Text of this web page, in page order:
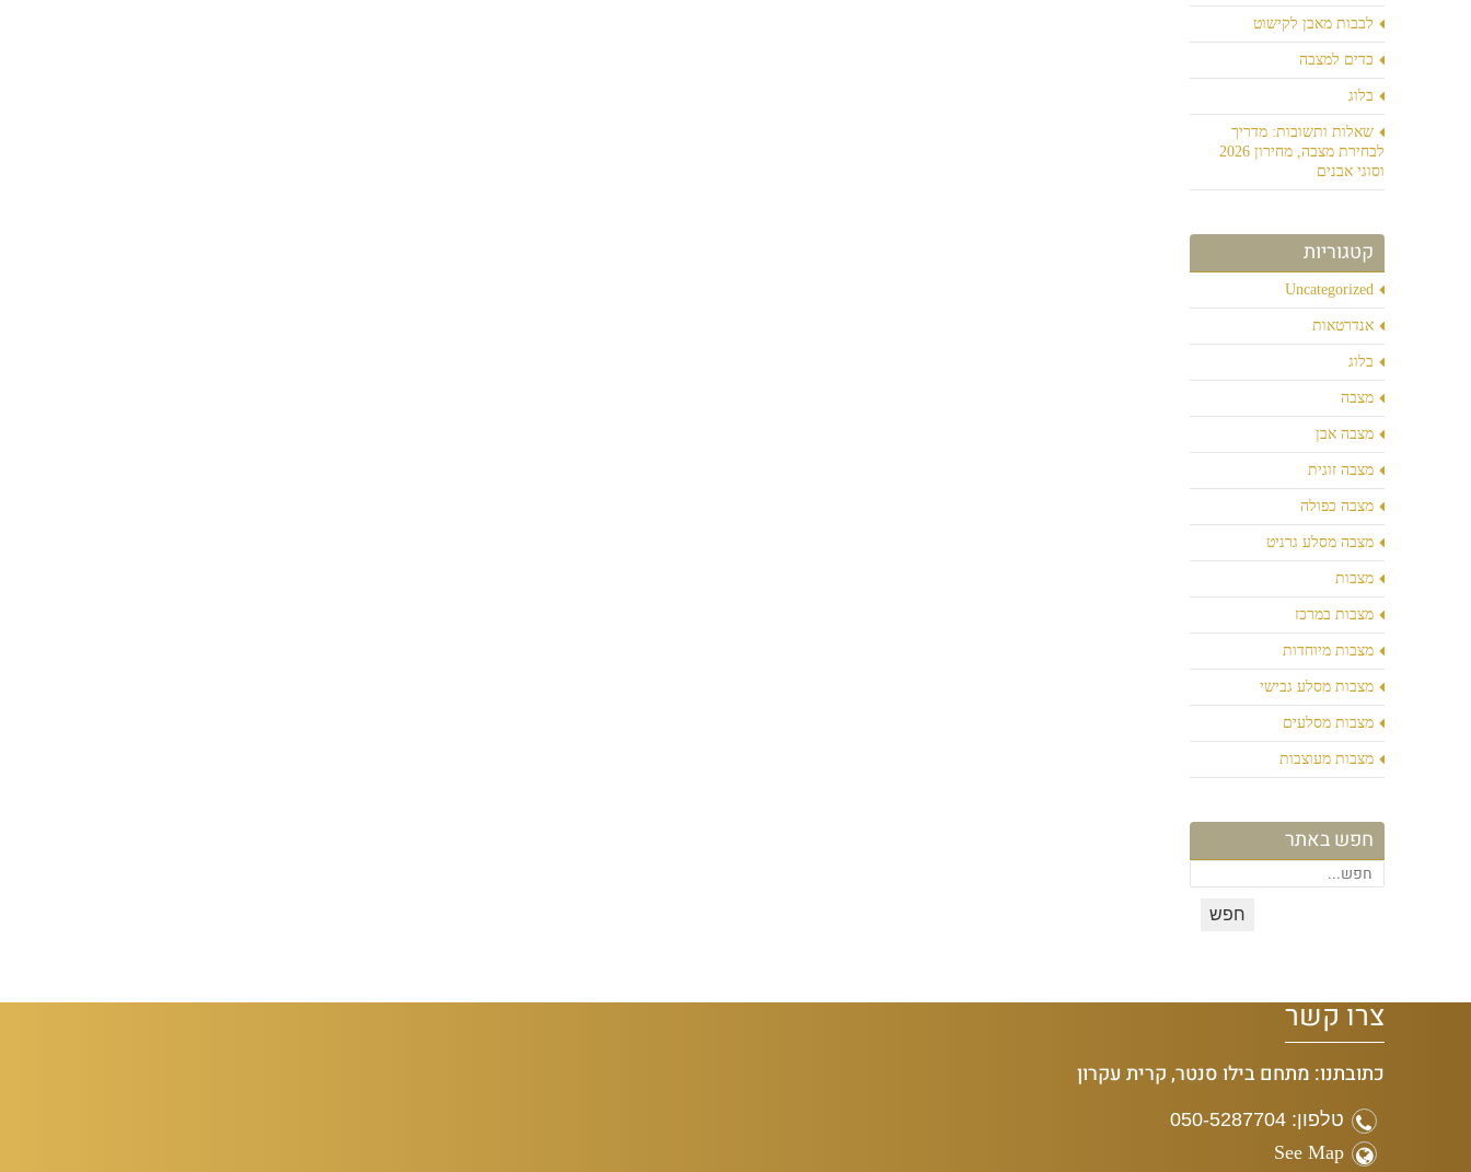
לבבות מאבן לקישוט
כדים למצבה
בלוג
שאלות ותשובות: מדריך
לבחירת מצבה, מחירון 2026
וסוגי אבנים
קטגוריות
Uncategorized
אנדרטאות
בלוג
מצבה
מצבה אבן
מצבה זוגית
מצבה כפולה
מצבה מסלע גרניט
מצבות
מצבות במרכז
מצבות מיוחדות
מצבות מסלע גבישי
מצבות מסלעים
מצבות מעוצבות
חפש באתר
צרו קשר
כתובתנו: מתחם בילו סנטר, קרית עקרון
טלפון: 050-5287704
See Map